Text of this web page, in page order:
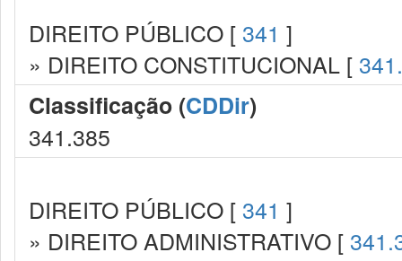
DIREITO PÚBLICO [ 341 ]
» DIREITO CONSTITUCIONAL [
Classificação (CDDir)
341.385
DIREITO PÚBLICO [ 341 ]
» DIREITO ADMINISTRATIVO [